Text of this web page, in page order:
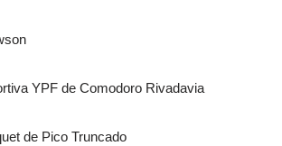
YPF de Comodoro Rivadavia
de Pico Truncado